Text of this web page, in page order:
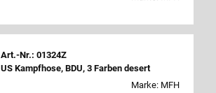
Art.-Nr.: 01324Z
US Kampfhose, BDU, 3 Farben desert
Marke: MFH